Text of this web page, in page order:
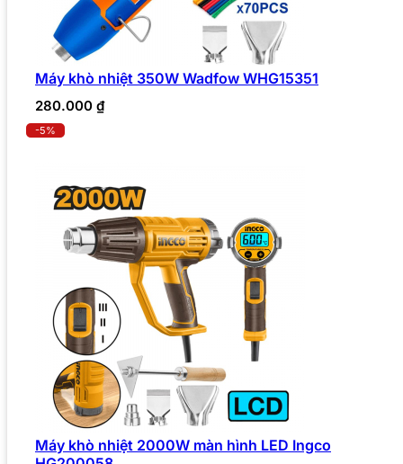
Máy khò nhiệt 350W Wadfow WHG15351
280.000 ₫
-5%
Máy khò nhiệt 2000W màn hình LED Ingco